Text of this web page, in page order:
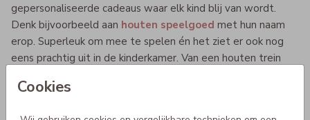
Cookies
gepersonaliseerde cadeaus waar elk kind blij van wordt.
Denk bijvoorbeeld aan houten speelgoed met hun naam
erop. Superleuk om mee te spelen én het ziet er ook nog
eens prachtig uit in de kinderkamer. Van een houten trein
iets wat past bij de interesses van jouw kleintje. Alle